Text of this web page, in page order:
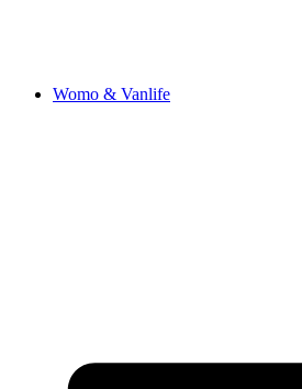
Womo & Vanlife